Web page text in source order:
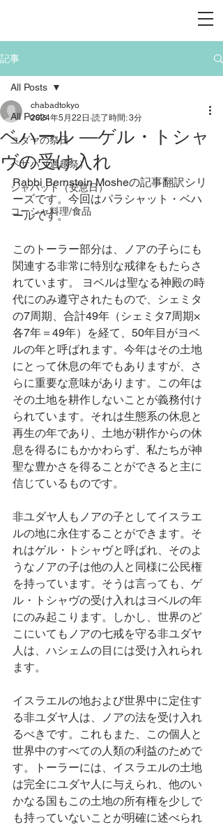
記事
All Posts
ユダヤの祭日
ペサハ（過越祭）
シャバット（安息日）
コーシャ料理/食品
All Posts
ベハール ―ゲル・トシャ
ヴの受け入れ
chabadtokyo
2024年5月22日 読了時間: 3分
Rabbi Bernstein Mosheの記事翻訳シリ
ーズです。今回はパラシャット・ベハ
ールです。
このトーラー部分は、ノアの子らにも
関連する非常に特別な戒律をもたらさ
れています。 ヨベルは聖なる神殿の時
代にのみ遵守されたもので、シェミタ
の7周期、合計49年（シェミタ7周期×
各7年＝49年）を経て、50年目がヨベ
ルの年と呼ばれます。今年はその土地
にとって休息の年でもありますが、さ
らに重要な意味があります。この年は
その土地を耕作しないことが義務付け
られています。それは生態系の休息と
再生の年であり、土地が耕作からの休
息を得るにもかかわらず、私たちが神
聖な豊かさを得ることができると主に
信じているものです。
非ユダヤ人もノアの子としてイスラエ
ルの地に永住することができます。そ
れはゲル・トシャヴと呼ばれ、そのよ
うなノアの子は他の人と同様に公民権
を持っています。そうは言っても、ゲ
ル・トシャヴの受け入れはヨベルの年
にのみ起こります。しかし、世界のど
こにいてもノアの七戒を守る非ユダヤ
人は、ハシェムの目には受け入れられ
ます。
イスラエルの地および世界中に定住す
る非ユダヤ人は、ノアの法を受け入れ
るべきです。これもまた、この個人と
世界中のすべての人類の利益のためで
す。トーラーには、イスラエルの土地
は完全にユダヤ人に与えられ、他のい
かなる国もこの土地の所有権を少しで
も持っていないことが明確に述べられ